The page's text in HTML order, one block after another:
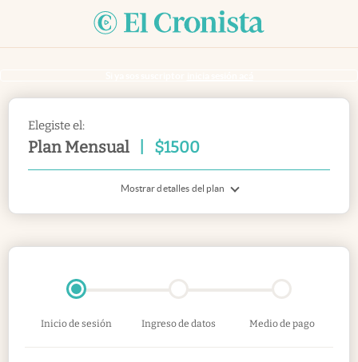
Elegiste el:
Plan Mensual $1500
Mostrar detalles del plan
Inicio de sesión Ingreso de datos Medio de pago